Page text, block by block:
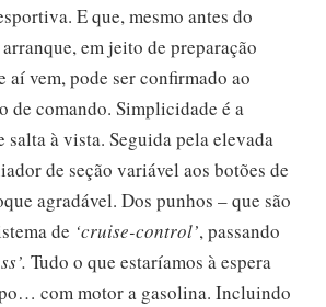
E que, mesmo antes do
em jeito de preparação
aí vem, pode ser confirmado ao
de comando. Simplicidade é a
salta à vista. Seguida pela elevada
de seção variável aos botões de
agradável. Dos punhos – que são
de ‘cruise-control’, passando
Tudo o que estaríamos à espera
com motor a gasolina. Incluindo